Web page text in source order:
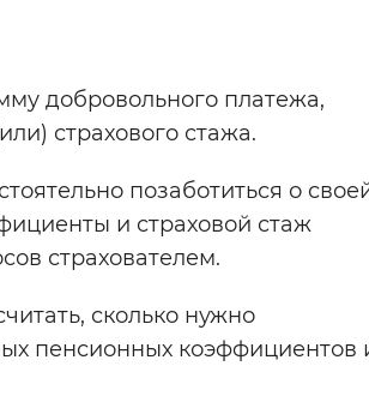
Повторить
добровольного платежа,
страхового стажа.
позаботиться о
и страховой стаж
страхователем.
сколько нужно
пенсионных коэффициентов